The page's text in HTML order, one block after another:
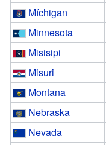
Míchigan
Minnesota
Misisipi
Misuri
Montana
Nebraska
Nevada